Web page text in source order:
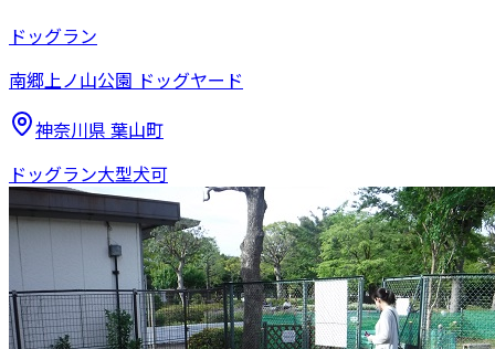
ドッグラン
南郷上ノ山公園 ドッグヤード
神奈川県 葉山町
ドッグラン大型犬可